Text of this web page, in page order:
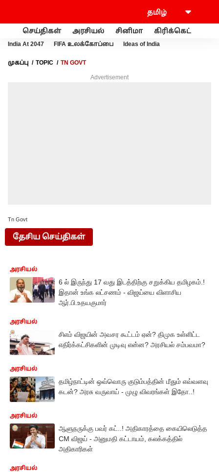
செய்திகள் அரசியல் சினிமா கிரிக்கெட்
India At 2047 FIFA உலக்கோப்பை Ideas of India
முகப்பு TOPIC TN GOVT
Advertisement
Tn Govt
தேசிய செய்திகள்
அரசியல்
6 ல் இருந்து 17 வது இடத்திற்கு சறுக்கிய தமிழகம்.!
இதான் உங்க லட்சணம் - விஜய்யை விளாசிய
ஆர்.பி.உதயகுமார்
அரசியல்
சிஎம் விஜயின் அவசர கூட்டம் ஏன்? திமுக உள்ளிட்ட
எதிர்க்கட்சிகளின் முடிவு என்ன? அரசியல் சம்பவமா?
அரசியல்
தமிழ்நாட்டின் ஒவ்வொரு குடும்பத்தின் மீதும் எவ்வளவு
கடன்? அரசு வருவாய் - முழு விவரங்கள் இதோ..!
அரசியல்
ஆளுநருக்கு பவர் கட்..! அதிகாரத்தை கையிலெடுத்த
CM விஜய் - அனுமதி கட்டாயம், கலக்கத்தில்
அதிகாரிகள்
அரசியல்